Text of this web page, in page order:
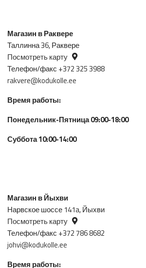
Магазин в Раквере
Таллинна 36, Раквере
Посмотреть карту
Телефон/факс +372 325 3988
rakvere@kodukolle.ee
Время работы:
Понедельник-Пятница 09:00-18:00
Суббота 10:00-14:00
Магазин в Йыхви
Нарвское шоссе 141a, Йыхви
Посмотреть карту
Телефон/факс +372 786 8682
johvi@kodukolle.ee
Время работы: